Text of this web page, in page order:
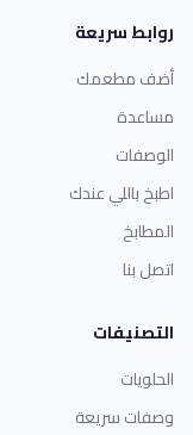
روابط سريعة
أضف مطعمك
مساعدة
الوصفات
اطبخ باللي عندك
المطابخ
اتصل بنا
التصنيفات
الحلويات
وصفات سريعة